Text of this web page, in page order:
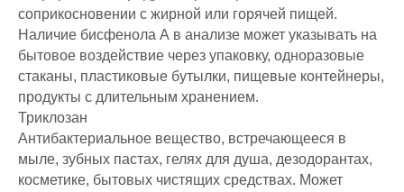
соприкосновении с жирной или горячей пищей.
Наличие бисфенола А в анализе может указывать на
бытовое воздействие через упаковку, одноразовые
стаканы, пластиковые бутылки, пищевые контейнеры,
продукты с длительным хранением.
Триклозан
Антибактериальное вещество, встречающееся в
мыле, зубных пастах, гелях для душа, дезодорантах,
косметике, бытовых чистящих средствах. Может